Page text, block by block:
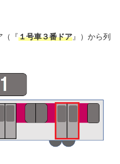
（『１号車３番ドア』）から列